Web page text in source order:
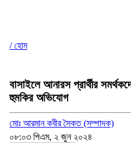
/ হোম
বাসাইলে আনারস প্রার্থীর
হুমকির অভিযোগ
মোঃ আরমান কবীর সৈকত (সম্পাদক)
০৮:০৩ পিএম, ২ জুন ২০২৪